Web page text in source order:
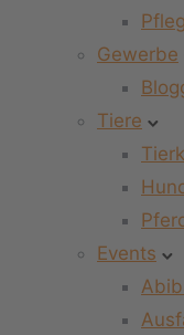
Gewerbe
Tiere
Events